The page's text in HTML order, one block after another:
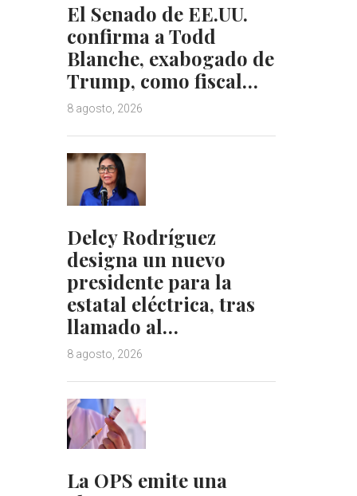
El Senado de EE.UU.
confirma a Todd
Blanche, exabogado de
Trump, como fiscal…
8 agosto, 2026
Delcy Rodríguez
designa un nuevo
presidente para la
estatal eléctrica, tras
llamado al…
8 agosto, 2026
La OPS emite una